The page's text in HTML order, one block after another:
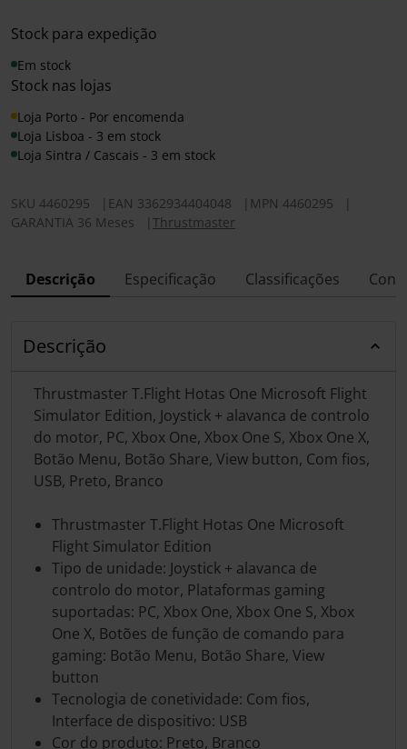
Stock para expedição
Em stock
Stock nas lojas
Loja Porto - Por encomenda
Loja Lisboa - 3 em stock
Loja Sintra / Cascais - 3 em stock
SKU 4460295 EAN 3362934404048 MPN 4460295
GARANTIA 36 Meses
Thrustmaster
Descrição Especificação Classificações
Descrição
Thrustmaster T.Flight Hotas One Microsoft Flight
Simulator Edition, Joystick + alavanca de controlo
do motor, PC, Xbox One, Xbox One S, Xbox One X,
Botão Menu, Botão Share, View button, Com fios,
USB, Preto, Branco
Thrustmaster T.Flight Hotas One Microsoft
Flight Simulator Edition
Tipo de unidade: Joystick + alavanca de
controlo do motor, Plataformas gaming
suportadas: PC, Xbox One, Xbox One S, Xbox
One X, Botões de função de comando para
gaming: Botão Menu, Botão Share, View
button
Tecnologia de conetividade: Com fios,
Interface de dispositivo: USB
Cor do produto: Preto, Branco